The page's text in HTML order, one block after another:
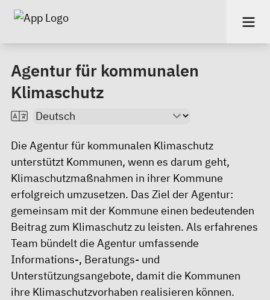
Agentur für kommunalen
Klimaschutz
Die Agentur für kommunalen Klimaschutz
unterstützt Kommunen, wenn es darum geht,
Klimaschutzmaßnahmen in ihrer Kommune
erfolgreich umzusetzen. Das Ziel der Agentur:
gemeinsam mit der Kommune einen bedeutenden
Beitrag zum Klimaschutz zu leisten. Als erfahrenes
Team bündelt die Agentur umfassende
Informations-, Beratungs- und
Unterstützungsangebote, damit die Kommunen
ihre Klimaschutzvorhaben realisieren können.